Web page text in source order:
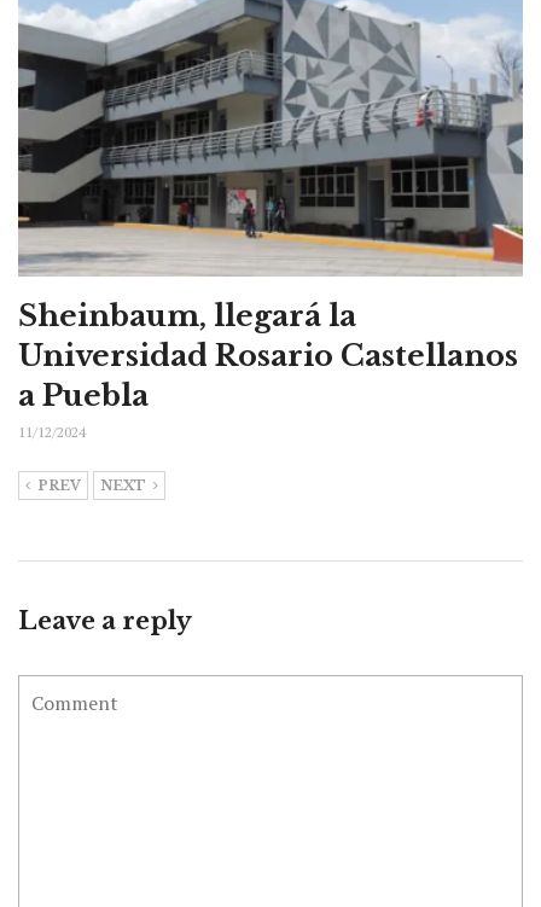
Sheinbaum, llegará la
Universidad Rosario Castellanos
a Puebla
11/12/2024
PREV NEXT
Leave a reply